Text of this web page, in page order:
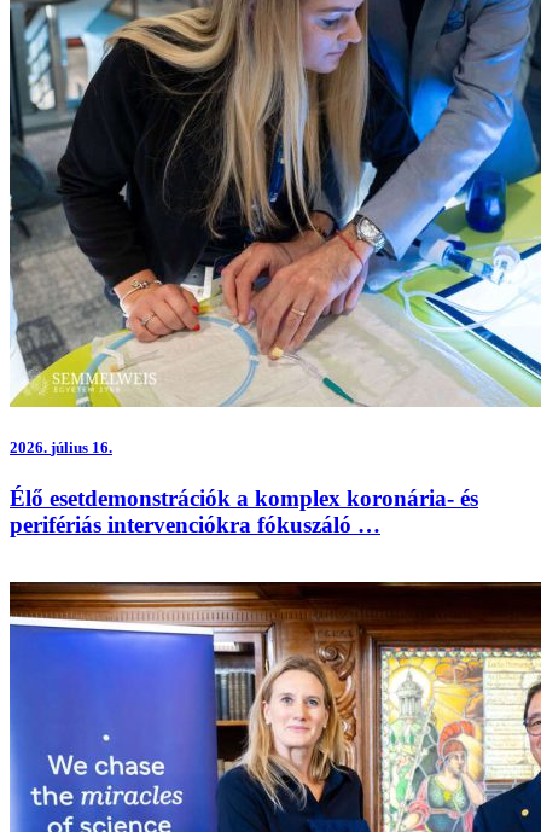
2026. július 16.
Élő esetdemonstrációk a komplex koronária- és
perifériás intervenciókra fókuszáló …